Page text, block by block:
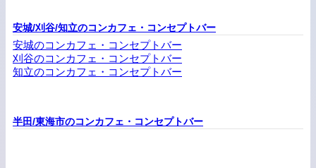
安城/刈谷/知立のコンカフェ・コンセプトバー
安城のコンカフェ・コンセプトバー
刈谷のコンカフェ・コンセプトバー
知立のコンカフェ・コンセプトバー
半田/東海市のコンカフェ・コンセプトバー